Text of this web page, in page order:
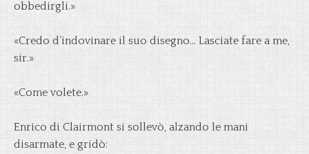
obbedirgli.»
«Credo d’indovinare il suo disegno… Lasciate fare a me,
sir.»
«Come volete.»
Enrico di Clairmont si sollevò, alzando le mani
disarmate, e gridò: